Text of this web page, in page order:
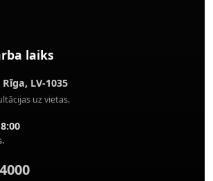
laiks
Rīga, LV-1035
uz vietas.